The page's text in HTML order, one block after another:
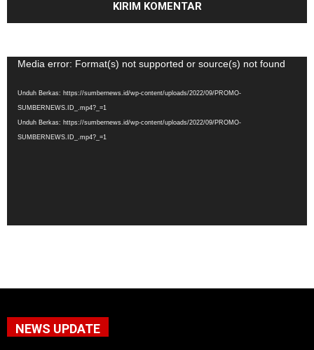
Pemutar
Media error: Format(s) not supported or source(s) not found
Unduh Berkas: https://sumbernews.id/wp-content/uploads/2022/09/PROMO-
SUMBERNEWS.ID_.mp4?_=1
Unduh Berkas: https://sumbernews.id/wp-content/uploads/2022/09/PROMO-
SUMBERNEWS.ID_.mp4?_=1
NEWS UPDATE